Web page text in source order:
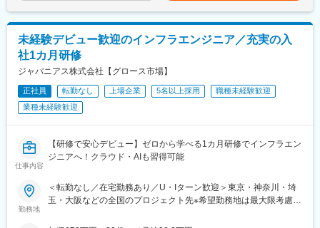
■キャリアパス：PL、PMなどのマネジメントや、技術に特化した
エンジニア、また他チームへの異動が可能です。コンサルティン
グ部門や、5～10年程度の長期的な業務委託を請けているクライ
アントへ業務改善・運用を行うアウトソーシング部門（残業時間
平均15時間）へ異動することも可能です。
■アクセンチュア独自の働き方改革：
社長直轄で2015年から開始した組織風土改革“Project PRIDE”によ
の会議原則禁止」「残業ルール厳格化」「短日短時間勤務制度の
導入」「在宅勤務制度の全社展開」などを実施。社員の多様な働
る、生産性向上等の社員意識向上に繋がっています。
未経験デビュー歓迎のインフラエンジニア／充実の入
社1カ月研修
ジャパニアス株式会社【グロース市場】
正社員 転勤なし 上場企業 5名以上採用
職種未経験歓迎
業種未経験歓迎
仕事内容
【研修で安心デビュー】ゼロから学べる1カ月研修でインフラエン
ジニアへ！クラウド・AIも習得可能
勤務地
＜転勤なし／在宅勤務あり／U・Iターン歓迎＞東京・神奈川・埼
玉・大阪などの全国のプロジェクト先※希望勤務地は最大限考慮■
区【神奈川事業所／横浜開発センター】横浜市中区【大阪事業